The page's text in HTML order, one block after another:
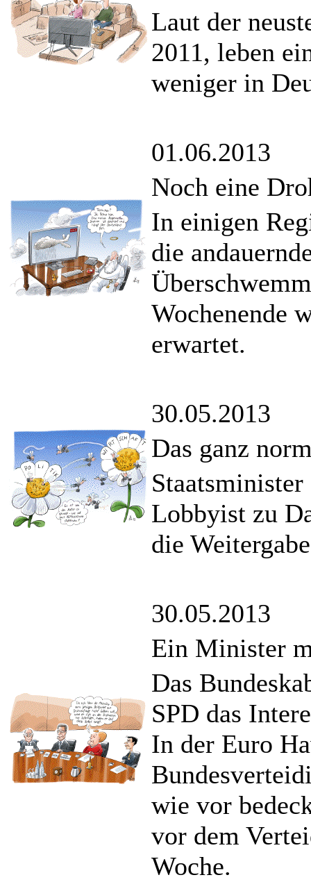
Laut der
2011, leben
weniger in
01.06.2013
Noch eine
In einigen
die
Wochenende
erwartet.
30.05.2013
Das ganz
Lobbyist zu
die
30.05.2013
Ein Minister
Das
SPD das
In der Euro
wie vor
vor dem
Woche.